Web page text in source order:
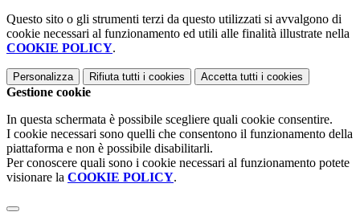
Questo sito o gli strumenti terzi da questo utilizzati si avvalgono di
cookie necessari al funzionamento ed utili alle finalità illustrate nella
COOKIE POLICY.
Personalizza Rifiuta tutti i cookies Accetta tutti i cookies
Gestione cookie
In questa schermata è possibile scegliere quali cookie consentire.
I cookie necessari sono quelli che consentono il funzionamento della
piattaforma e non è possibile disabilitarli.
Per conoscere quali sono i cookie necessari al funzionamento potete
visionare la COOKIE POLICY.